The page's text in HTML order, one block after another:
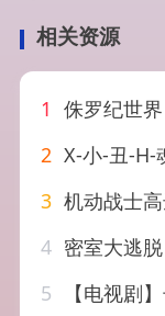
相关资源
1 侏罗纪世
2 X-小-丑-H-
3 机动战士
4 密室大逃脱 第七
5
【电视剧】长